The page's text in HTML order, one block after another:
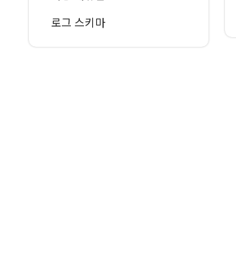
로그 스키마